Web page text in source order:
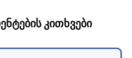
კითხვები